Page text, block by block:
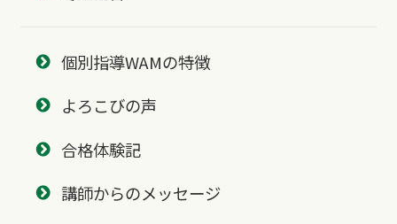
個別指導WAMの特徴
よろこびの声
合格体験記
講師からのメッセージ